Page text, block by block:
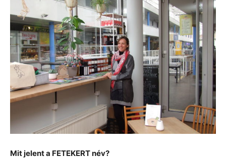
Mit jelent a FETEKERT név?